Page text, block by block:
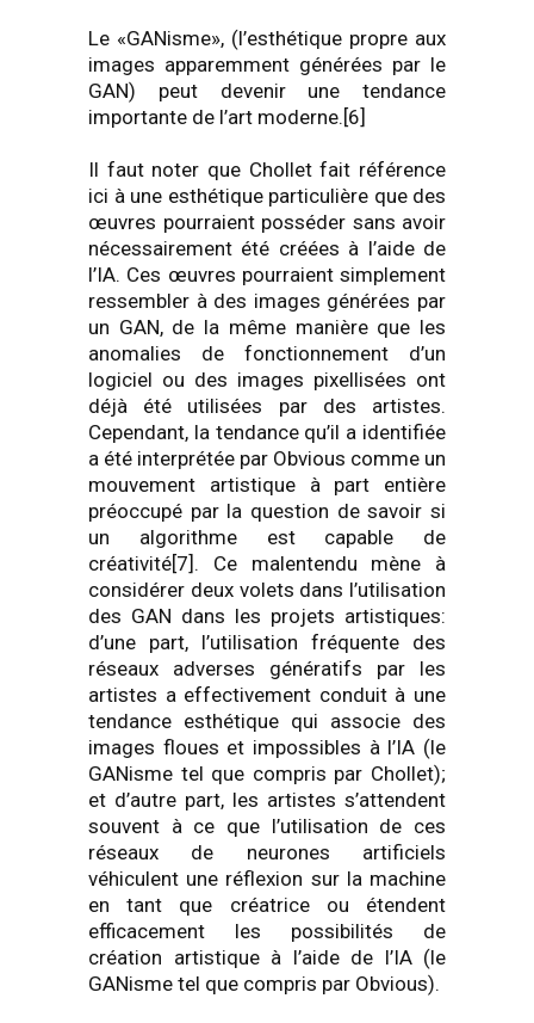
Le «GANisme», (l’esthétique propre aux
images apparemment générées par le
GAN) peut devenir une tendance
importante de l’art moderne.[6]
Il faut noter que Chollet fait référence
ici à une esthétique particulière que des
œuvres pourraient posséder sans avoir
nécessairement été créées à l’aide de
l’IA. Ces œuvres pourraient simplement
ressembler à des images générées par
un GAN, de la même manière que les
anomalies de fonctionnement d’un
logiciel ou des images pixellisées ont
déjà été utilisées par des artistes.
Cependant, la tendance qu’il a identifiée
a été interprétée par Obvious comme un
mouvement artistique à part entière
préoccupé par la question de savoir si
un algorithme est capable de
créativité[7]. Ce malentendu mène à
considérer deux volets dans l’utilisation
des GAN dans les projets artistiques:
d’une part, l’utilisation fréquente des
réseaux adverses génératifs par les
artistes a effectivement conduit à une
tendance esthétique qui associe des
images floues et impossibles à l’IA (le
GANisme tel que compris par Chollet);
et d’autre part, les artistes s’attendent
souvent à ce que l’utilisation de ces
réseaux de neurones artificiels
véhiculent une réflexion sur la machine
en tant que créatrice ou étendent
efficacement les possibilités de
création artistique à l’aide de l’IA (le
GANisme tel que compris par Obvious).